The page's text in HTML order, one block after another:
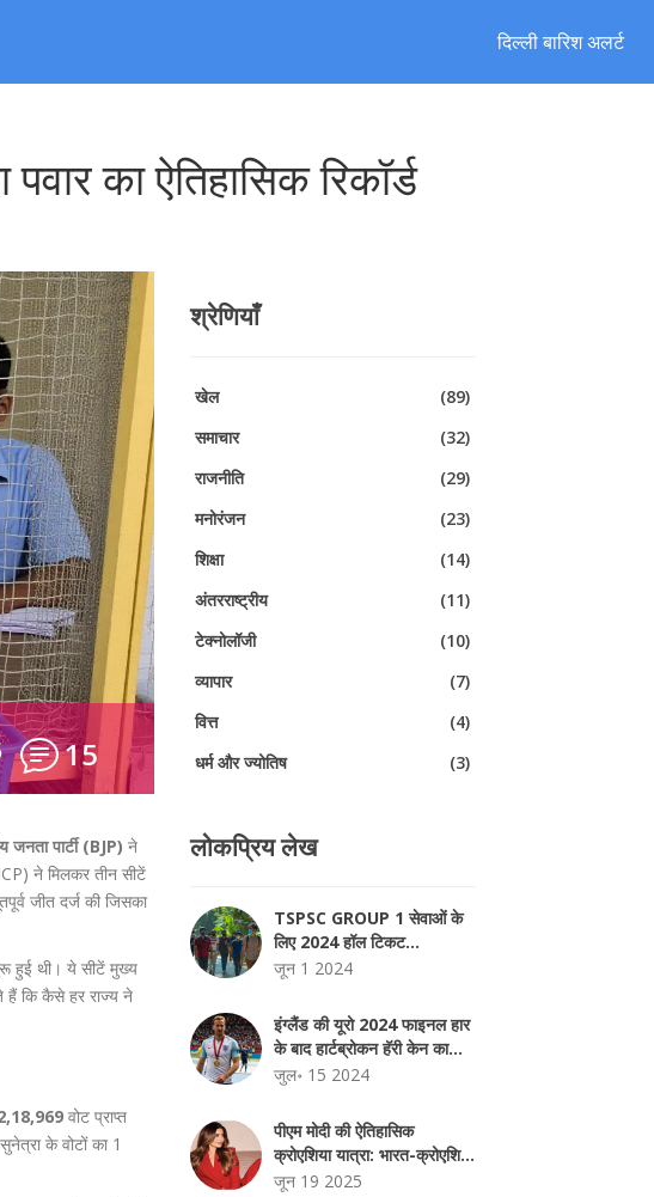
दिल्ली बारिश अलर्ट
का ऐतिहासिक रिकॉर्ड
15
जनता पार्टी (BJP) ने
ने मिलकर तीन सीटें
जीत दर्ज की जिसका
हुई थी। ये सीटें मुख्य
हैं कि कैसे हर राज्य ने
वोट प्राप्त
के वोटों का 1
श्रेणियाँ
खेल
(89)
समाचार
(32)
राजनीति
(29)
मनोरंजन
(23)
शिक्षा
(14)
अंतरराष्ट्रीय
(11)
टेक्नोलॉजी
(10)
व्यापार
(7)
वित्त
(4)
धर्म और ज्योतिष
(3)
लोकप्रिय लेख
TSPSC GROUP 1 सेवाओं के
लिए 2024 हॉल टिकट
TSPSC.GOV.IN पर जारी
जून 1 2024
इंग्लैंड की यूरो 2024 फाइनल हार
के बाद हार्टब्रोकन हॅरी केन का
भावुक संदेश
जुल॰ 15 2024
पीएम मोदी की ऐतिहासिक
क्रोएशिया यात्रा: भारत-क्रोएशिया
संबंधों में नया अध्याय
जून 19 2025